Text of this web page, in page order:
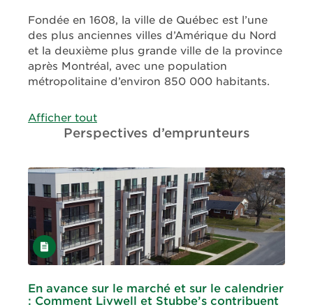
Fondée en 1608, la ville de Québec est l’une
des plus anciennes villes d’Amérique du Nord
et la deuxième plus grande ville de la province
après Montréal, avec une population
métropolitaine d’environ 850 000 habitants.
Afficher tout
Perspectives d’emprunteurs
Article
En avance sur le marché et sur le calendrier
: Comment Livwell et Stubbe’s contribuent